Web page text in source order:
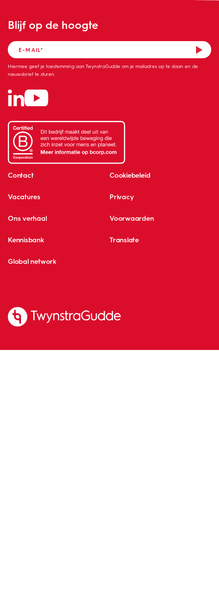
Contact Cookiebeleid
Vacatures Privacy
Ons verhaal Voorwaarden
Kennisbank Translate
Global network
Blijf op de hoogte
Hiermee geef je toestemming aan TwynstraGudde om je mailadres op te slaan en de
nieuwsbrief te sturen.